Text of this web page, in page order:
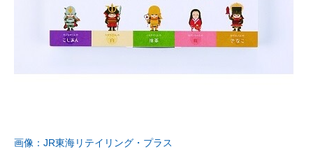
画像：JR東海リテイリング・プラス